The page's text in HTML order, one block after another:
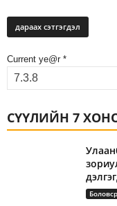
Current ye@r *
СҮҮЛИЙН 7